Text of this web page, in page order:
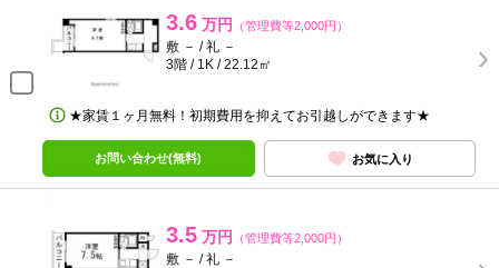
3.6 万円 （管理費等2,000円）
敷 － / 礼 －
3階 / 1K / 22.12㎡
★家賃１ヶ月無料！初期費用を抑えてお引越しができます★
お問い合わせ(無料) お気に入り
3.5 万円 （管理費等2,000円）
敷 － / 礼 －